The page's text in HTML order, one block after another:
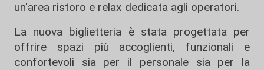
un'area ristoro e relax dedicata agli operatori.
La nuova biglietteria è stata progettata per
offrire spazi più accoglienti, funzionali e
confortevoli sia per il personale sia per la